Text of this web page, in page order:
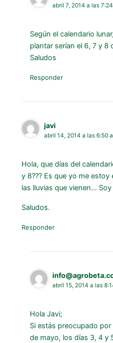
abril 7, 2014 a las
Según el calendario
plantar serían el 6, 7 y 8
Saludos
Responder
javi
abril 14, 2014 a las 6:50
Hola, que días del
y 8??? Es que yo me
las lluvias que vienen… Soy
Saludos.
Responder
abril 15, 2014 a las
Hola Javi;
Si estás preocupado
de mayo, los días 3, 4 y